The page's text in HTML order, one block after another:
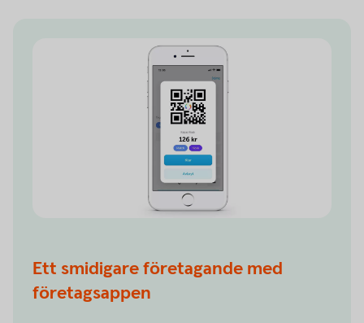
Ett smidigare företagande med
företagsappen